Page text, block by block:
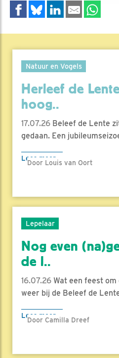
Natuur en Vogels
Herleef de
hoog..
17.07.26 Beleef de Lente
gedaan. Een
Lees meer
Door Louis van Oort
Lepelaar
Nog even
de l..
16.07.26 Wat een feest
weer bij de Beleef de
Lees meer
Door Camilla Dreef